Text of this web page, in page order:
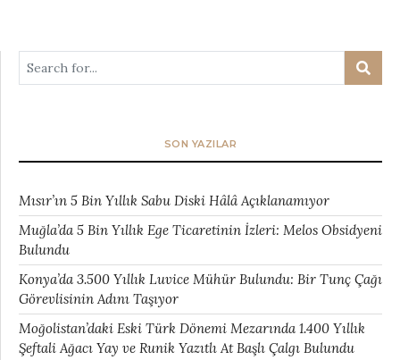
SON YAZILAR
Mısır’ın 5 Bin Yıllık Sabu Diski Hâlâ Açıklanamıyor
Muğla’da 5 Bin Yıllık Ege Ticaretinin İzleri: Melos Obsidyeni
Bulundu
Konya’da 3.500 Yıllık Luvice Mühür Bulundu: Bir Tunç Çağı
Görevlisinin Adını Taşıyor
Moğolistan’daki Eski Türk Dönemi Mezarında 1.400 Yıllık
Şeftali Ağacı Yay ve Runik Yazıtlı At Başlı Çalgı Bulundu